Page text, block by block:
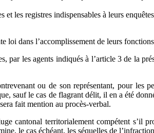
les registres indispensables à leurs
loi dans l’accomplissement de leurs
par les agents indiqués à l’article 3 de la
ou de son représentant, pour les
sauf le cas de flagrant délit, il en a été
fait mention au procès-verbal.
cantonal territorialement compétent s’il
le cas échéant, les séquelles de